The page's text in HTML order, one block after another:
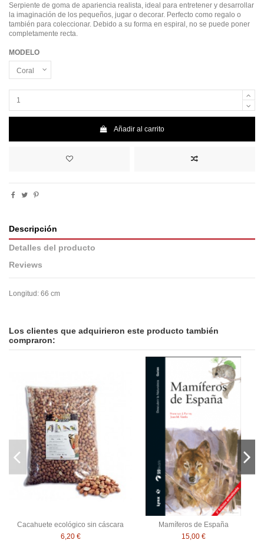
Serpiente de goma de apariencia realista, ideal para entretener y desarrollar
la imaginación de los pequeños, jugar o decorar. Perfecto como regalo o
también para coleccionar. Debido a su forma en espiral, no se puede poner
completamente recta.
MODELO
Añadir al carrito
Descripción
Detalles del producto
Reviews
Longitud: 66 cm
Los clientes que adquirieron este producto también
compraron:
Cacahuete ecológico sin cáscara
6,20 €
Mamíferos de España
15,00 €